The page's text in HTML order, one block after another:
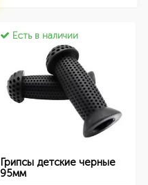
Есть в наличии
Грипсы детские черные
95мм